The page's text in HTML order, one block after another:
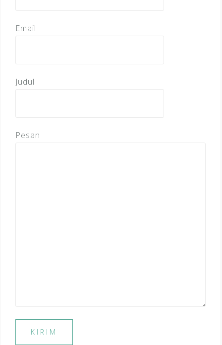
Email
Judul
Pesan